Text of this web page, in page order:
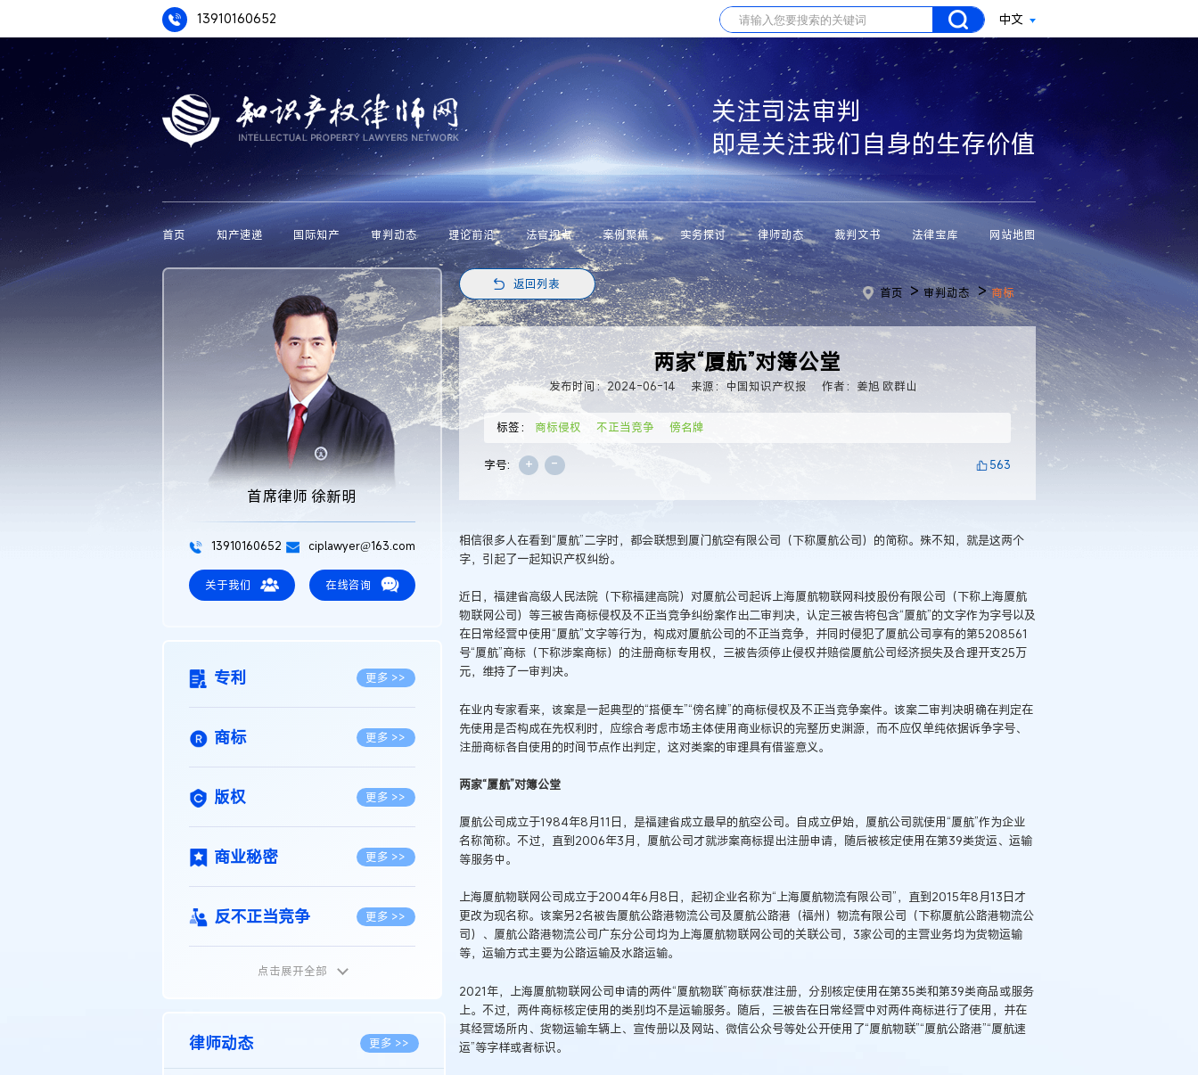
13910160652 中文
关注司法审判
即是关注我们自身的生存价值
首页 知产速递 国际知产 审判动态 理论前沿 法官视点 案例聚焦 实务探讨 律师动态 裁判文书 法律宝库 网站地图
首席律师 徐新明
13910160652 ciplawyer@163.com
关于我们 在线咨询
专利 更多 >>
商标 更多 >>
版权 更多 >>
商业秘密 更多 >>
反不正当竞争 更多 >>
植物新品种
地理标志 更多 >>
点击展开全部
律师动态 更多 >>
返回列表
首页 >审判动态 >商标
两家“厦航”对簿公堂
发布时间：2024-06-14 来源：中国知识产权报 作者：姜旭 欧群山
标签： 商标侵权 不正当竞争 傍名牌
字号: + - 563
相信很多人在看到“厦航”二字时，都会联想到厦门航空有限公司（下称厦航公司）的简称。殊不知，就是这两个
字，引起了一起知识产权纠纷。
近日，福建省高级人民法院（下称福建高院）对厦航公司起诉上海厦航物联网科技股份有限公司（下称上海厦航
物联网公司）等三被告商标侵权及不正当竞争纠纷案作出二审判决，认定三被告将包含“厦航”的文字作为字号以及
在日常经营中使用“厦航”文字等行为，构成对厦航公司的不正当竞争，并同时侵犯了厦航公司享有的第5208561
号“厦航”商标（下称涉案商标）的注册商标专用权，三被告须停止侵权并赔偿厦航公司经济损失及合理开支25万
元，维持了一审判决。
在业内专家看来，该案是一起典型的“搭便车”“傍名牌”的商标侵权及不正当竞争案件。该案二审判决明确在判定在
先使用是否构成在先权利时，应综合考虑市场主体使用商业标识的完整历史渊源，而不应仅单纯依据诉争字号、
注册商标各自使用的时间节点作出判定，这对类案的审理具有借鉴意义。
两家“厦航”对簿公堂
厦航公司成立于1984年8月11日，是福建省成立最早的航空公司。自成立伊始，厦航公司就使用“厦航”作为企业
名称简称。不过，直到2006年3月，厦航公司才就涉案商标提出注册申请，随后被核定使用在第39类货运、运输
等服务中。
上海厦航物联网公司成立于2004年6月8日，起初企业名称为“上海厦航物流有限公司”，直到2015年8月13日才
更改为现名称。该案另2名被告厦航公路港物流公司及厦航公路港（福州）物流有限公司（下称厦航公路港物流公
司）、厦航公路港物流公司广东分公司均为上海厦航物联网公司的关联公司，3家公司的主营业务均为货物运输
等，运输方式主要为公路运输及水路运输。
2021年，上海厦航物联网公司申请的两件“厦航物联”商标获准注册，分别核定使用在第35类和第39类商品或服务
上。不过，两件商标核定使用的类别均不是运输服务。随后，三被告在日常经营中对两件商标进行了使用，并在
其经营场所内、货物运输车辆上、宣传册以及网站、微信公众号等处公开使用了“厦航物联”“厦航公路港”“厦航速
运”等字样或者标识。